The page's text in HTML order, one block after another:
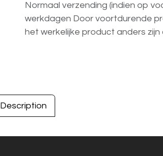
Normaal verzending (indien op
werkdagen Door voortdurende
het werkelijke product anders zijn
Description